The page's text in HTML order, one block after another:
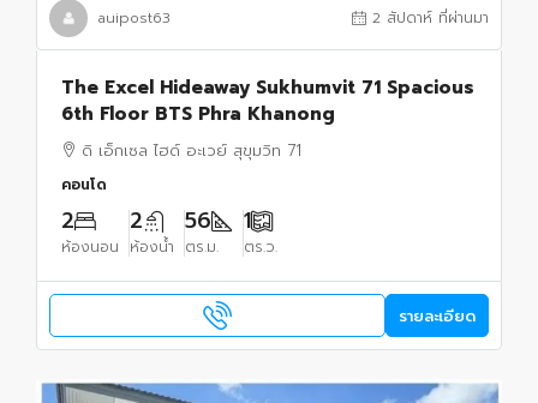
auipost63 2 สัปดาห์ ที่ผ่านมา
The Excel Hideaway Sukhumvit 71 Spacious
6th Floor BTS Phra Khanong
ดิ เอ็กเซล ไฮด์ อะเวย์ สุขุมวิท 71
คอนโด
2
ห้องนอน
2
ห้องน้ำ
56
ตร.ม.
1
ตร.ว.
รายละเอียด